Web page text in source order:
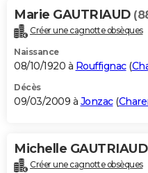
Marie GAUTRIAUD
Créer une cagnotte obsèques
Naissance
08/10/1920 à Rouffignac(
Décès
09/03/2009 à Jonzac(
Michelle GAUTRIAUD
Créer une cagnotte obsèques